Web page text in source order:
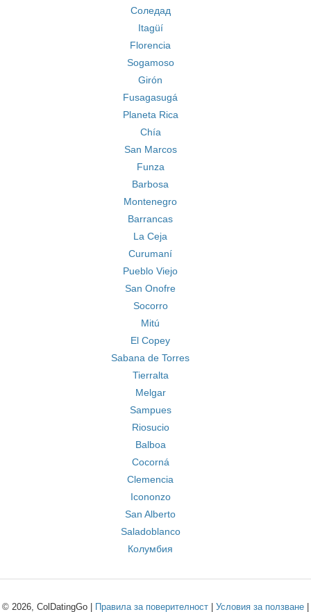
Соледад
Itagüí
Florencia
Sogamoso
Girón
Fusagasugá
Planeta Rica
Chía
San Marcos
Funza
Barbosa
Montenegro
Barrancas
La Ceja
Curumaní
Pueblo Viejo
San Onofre
Socorro
Mitú
El Copey
Sabana de Torres
Tierralta
Melgar
Sampues
Riosucio
Balboa
Cocorná
Clemencia
Icononzo
San Alberto
Saladoblanco
Колумбия
© 2026, ColDatingGo | Правила за поверителност Условия за ползване